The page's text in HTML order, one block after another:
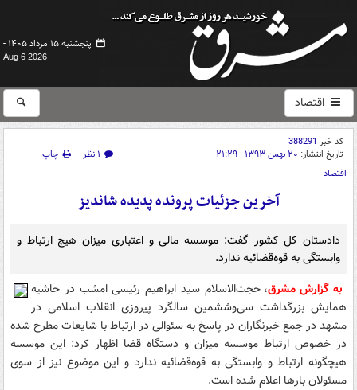
پنجشنبه ۱۵ مرداد ۱۴۰۵ -
Aug 6 2026
اقتصاد
کد خبر 388291
تاریخ انتشار: ۲۰ بهمن ۱۳۹۳ - ۲۱:۲۹ ۱ نظر
چاپ
اقتصاد
آخرین جزئیات ‌پرونده پدیده شاندیز
دادستان کل کشور گفت: موسسه مالی و اعتباری میزان هیچ ارتباط و
وابستگی به قوه‌قضائیه ندارد.
به گزارش مشرق، حجت‌الاسلام سید ابراهیم رئیسی امشب در حاشیه
همایش بزرگداشت سی‌و‌ششمین سالگرد پیروزی انقلاب اسلامی در
مشهد در جمع خبرنگاران در پاسخ به سئوالی در ارتباط ‌با شایعات مطرح شده
در خصوص ارتباط موسسه میزان و دستگاه قضا اظهار کرد: این موسسه
هیچگونه ارتباط و وابستگی به قوه‌قضائیه ندارد و این موضوع نیز از سوی
مسئولان بارها اعلام شده است.